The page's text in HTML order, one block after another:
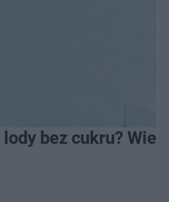
bez cukru?